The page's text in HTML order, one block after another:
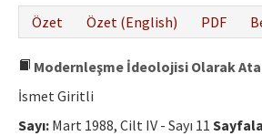
Özet
Özet (English) PDF
Modernleşme İdeolojisi Olarak
İsmet Giritli
Sayı: Mart 1988, Cilt IV - Sayı 11